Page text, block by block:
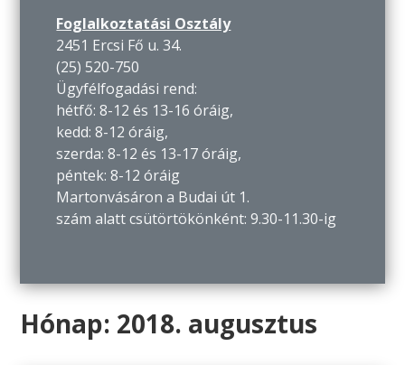
Foglalkoztatási Osztály
2451 Ercsi Fő u. 34.
(25) 520-750
Ügyfélfogadási rend:
hétfő: 8-12 és 13-16 óráig,
kedd: 8-12 óráig,
szerda: 8-12 és 13-17 óráig,
péntek: 8-12 óráig
Martonvásáron a Budai út 1.
szám alatt csütörtökönként: 9.30-11.30-ig
Hónap: 2018. augusztus